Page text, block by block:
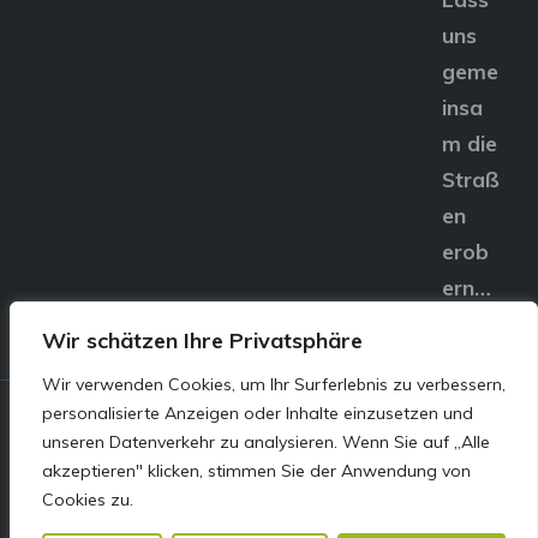
Wir schätzen Ihre Privatsphäre
Wir verwenden Cookies, um Ihr Surferlebnis zu verbessern,
personalisierte Anzeigen oder Inhalte einzusetzen und
unseren Datenverkehr zu analysieren. Wenn Sie auf „Alle
akzeptieren" klicken, stimmen Sie der Anwendung von
Cookies zu.
uns
geme
insa
m die
Straß
en
erob
ern…
© E&S Motors GmbH,
Linzer Straße 83 4240
Freistadt